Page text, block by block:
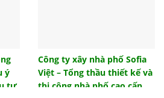
ngăn nhà vệ sinh nào phù hợp
ý
tư
Công ty xây nhà phố Sofia
Việt – Tổng thầu thiết kế và
thi công nhà phố cao cấp,